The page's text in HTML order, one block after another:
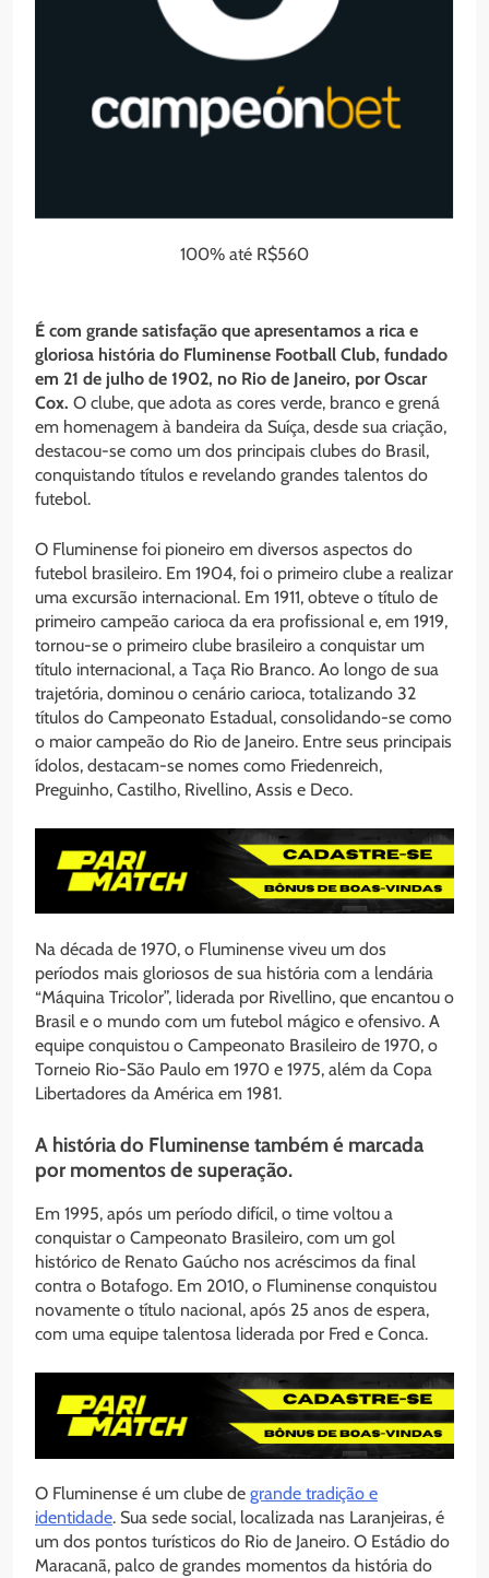
100% até R$560
É com grande satisfação que apresentamos a rica e
gloriosa história do Fluminense Football Club, fundado
em 21 de julho de 1902, no Rio de Janeiro, por Oscar
Cox. O clube, que adota as cores verde, branco e grená
em homenagem à bandeira da Suíça, desde sua criação,
destacou-se como um dos principais clubes do Brasil,
conquistando títulos e revelando grandes talentos do
futebol.
O Fluminense foi pioneiro em diversos aspectos do
futebol brasileiro. Em 1904, foi o primeiro clube a realizar
uma excursão internacional. Em 1911, obteve o título de
primeiro campeão carioca da era profissional e, em 1919,
tornou-se o primeiro clube brasileiro a conquistar um
título internacional, a Taça Rio Branco. Ao longo de sua
trajetória, dominou o cenário carioca, totalizando 32
títulos do Campeonato Estadual, consolidando-se como
o maior campeão do Rio de Janeiro. Entre seus principais
ídolos, destacam-se nomes como Friedenreich,
Preguinho, Castilho, Rivellino, Assis e Deco.
Na década de 1970, o Fluminense viveu um dos
períodos mais gloriosos de sua história com a lendária
“Máquina Tricolor”, liderada por Rivellino, que encantou o
Brasil e o mundo com um futebol mágico e ofensivo. A
equipe conquistou o Campeonato Brasileiro de 1970, o
Torneio Rio-São Paulo em 1970 e 1975, além da Copa
Libertadores da América em 1981.
A história do Fluminense também é marcada
por momentos de superação.
Em 1995, após um período difícil, o time voltou a
conquistar o Campeonato Brasileiro, com um gol
histórico de Renato Gaúcho nos acréscimos da final
contra o Botafogo. Em 2010, o Fluminense conquistou
novamente o título nacional, após 25 anos de espera,
com uma equipe talentosa liderada por Fred e Conca.
O Fluminense é um clube de grande tradição e
identidade. Sua sede social, localizada nas Laranjeiras, é
um dos pontos turísticos do Rio de Janeiro. O Estádio do
Maracanã, palco de grandes momentos da história do